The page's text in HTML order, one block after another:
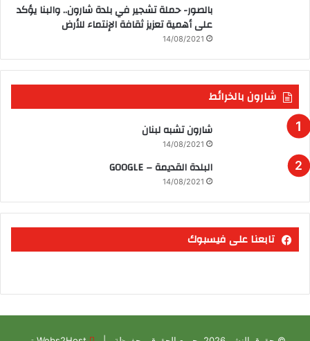
بالصور- حملة تشجير في بلدة شارون.. والبنا يؤكد
على أهمية تعزيز ثقافة الإنتماء للأرض
14/08/2021
شارون بالخرائط
شارون تشبه لبنان
14/08/2021
البلدة القديمة – GOOGLE
14/08/2021
تابعنا على فيسبوك